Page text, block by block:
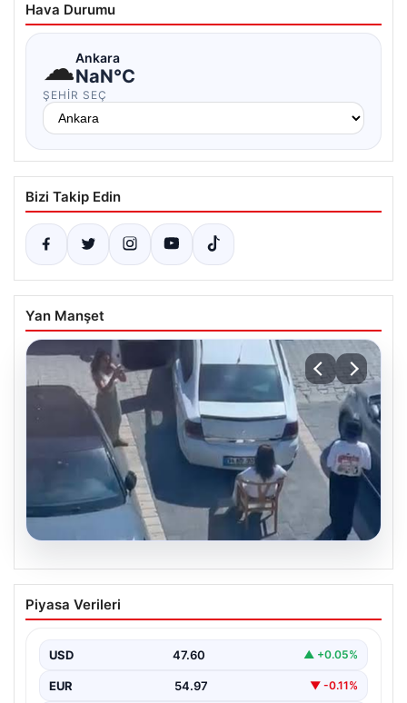
Hava Durumu
☁Ankara
NaN°C
ŞEHIR SEÇ
Bizi Takip Edin
Yan Manşet
İlginç olay: Sandalye çekti, aracın park
etmesine izin vermedi
Otomobilin Park Etmesine Tepkili Çalışan Arasında
Gerginlik Yaşandı”,…
Piyasa Verileri
USD 47.60 ▲ +0.05%
EUR 54.97 ▼ -0.11%